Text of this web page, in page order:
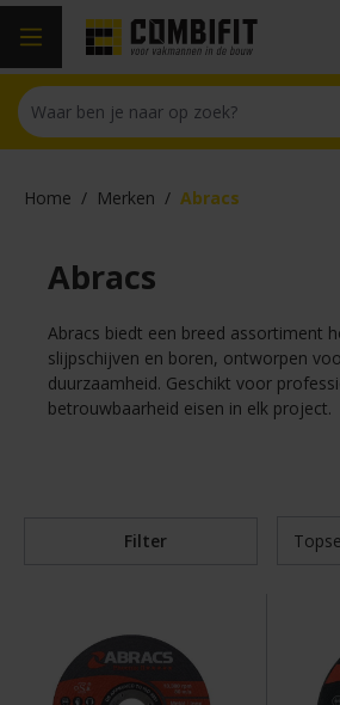
Home / Merken / Abracs
Abracs
Abracs biedt een breed assortiment
slijpschijven en boren, ontworpen
duurzaamheid. Geschikt voor
betrouwbaarheid eisen in elk project.
Filter